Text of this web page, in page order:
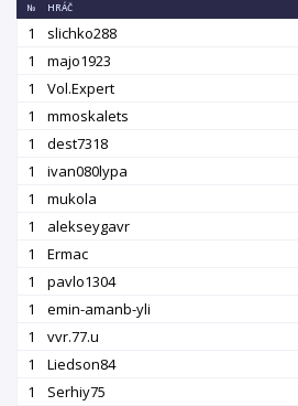
№ HRÁČ
1 slichko288
1
majo1923
1
Vol.Expert
1
mmoskalets
1
dest7318
1
ivan080lypa
1
mukola
1
alekseygavr
1
Ermac
1
pavlo1304
1
emin-amanb-yli
1
vvr.77.u
1
Liedson84
1
Serhiy75